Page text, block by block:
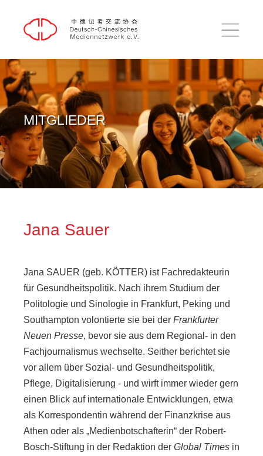
DE 中文
HOME
AUSBLICK
RÜCKBLICK
EINBLICK
PUBLIKATIONEN
ÜBER UNS
SUCHE
DATENSCHUTZ
Jana Sauer
Jana SAUER (geb. KÖTTER) ist Fachredakteurin
für Gesundheitspolitik. Nach ihrem Studium der
Politologie und Sinologie in Frankfurt, Peking und
Southampton volontierte sie bei der Frankfurter
Neuen Presse, bevor sie aus dem Regional- in den
Fachjournalismus wechselte. Seither berichtet sie
vor allem über Sozial- und Gesundheitspolitik,
Pflege, Digitalisierung - und wirft immer wieder gern
einen Blick auf internationale Entwicklungen, etwa
als Korrespondentin während der Finanzkrise aus
Athen oder als „Medienbotschafterin“ der Robert-
Bosch-Stiftung in der Redaktion der Global Times in
MITGLIEDER